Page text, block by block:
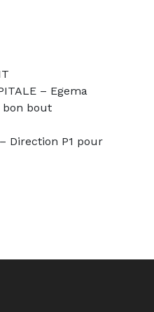
– Egema
bon bout
Direction P1 pour